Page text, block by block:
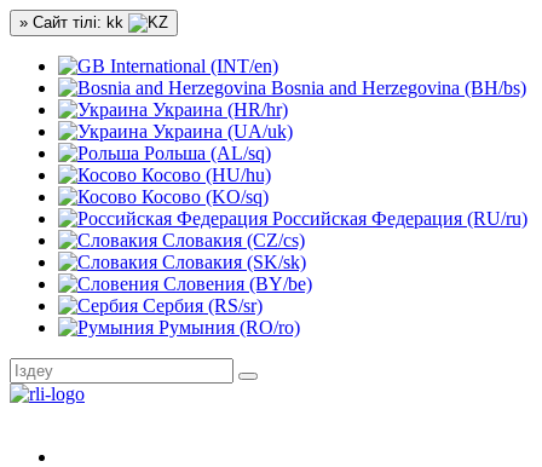
» Сайт тілі: kk
International (INT/en)
Bosnia and Herzegovina (BH/bs)
Украина (HR/hr)
Украина (UA/uk)
Рольша (AL/sq)
Косово (HU/hu)
Косово (KO/sq)
Российская Федерация (RU/ru)
Словакия (CZ/cs)
Словакия (SK/sk)
Словения (BY/be)
Сербия (RS/sr)
Румыния (RO/ro)